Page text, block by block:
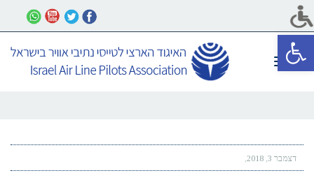
פתח סרגל נגישות
תפריט
דצמבר 3, 2018